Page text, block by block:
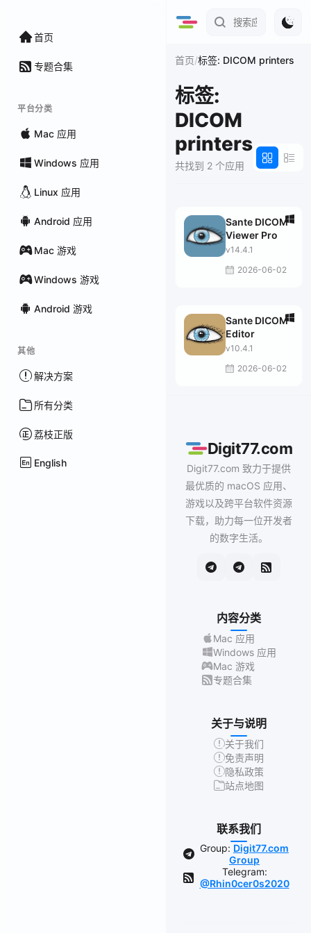
首页
专题合集
平台分类
Mac 应用
Windows 应用
Linux 应用
Android 应用
Mac 游戏
Windows 游戏
Android 游戏
其他
解决方案
所有分类
荔枝正版
English
首页/标签: DICOM printers
标签:
DICOM
printers
共找到 2 个应用
Sante DICOM
Viewer Pro
v14.4.1
2026-06-02
Sante DICOM
Editor
v10.4.1
2026-06-02
Digit77.com
Digit77.com 致力于提供
最优质的 macOS 应用、
游戏以及跨平台软件资源
下载，助力每一位开发者
的数字生活。
内容分类
Mac 应用
Windows 应用
Mac 游戏
专题合集
关于与说明
关于我们
免责声明
隐私政策
站点地图
联系我们
Group: Digit77.com
Group
Telegram:
@Rhin0cer0s2020